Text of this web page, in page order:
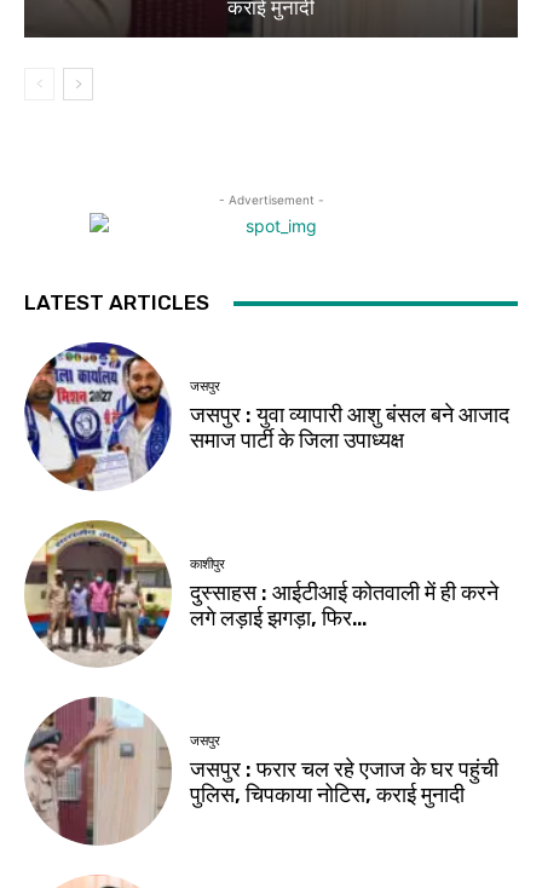
कराई मुनादी
- Advertisement -
LATEST ARTICLES
जसपुर
जसपुर : युवा व्यापारी आशु बंसल बने आजाद
समाज पार्टी के जिला उपाध्यक्ष
काशीपुर
दुस्साहस : आईटीआई कोतवाली में ही करने
लगे लड़ाई झगड़ा, फिर…
जसपुर
जसपुर : फरार चल रहे एजाज के घर पहुंची
पुलिस, चिपकाया नोटिस, कराई मुनादी